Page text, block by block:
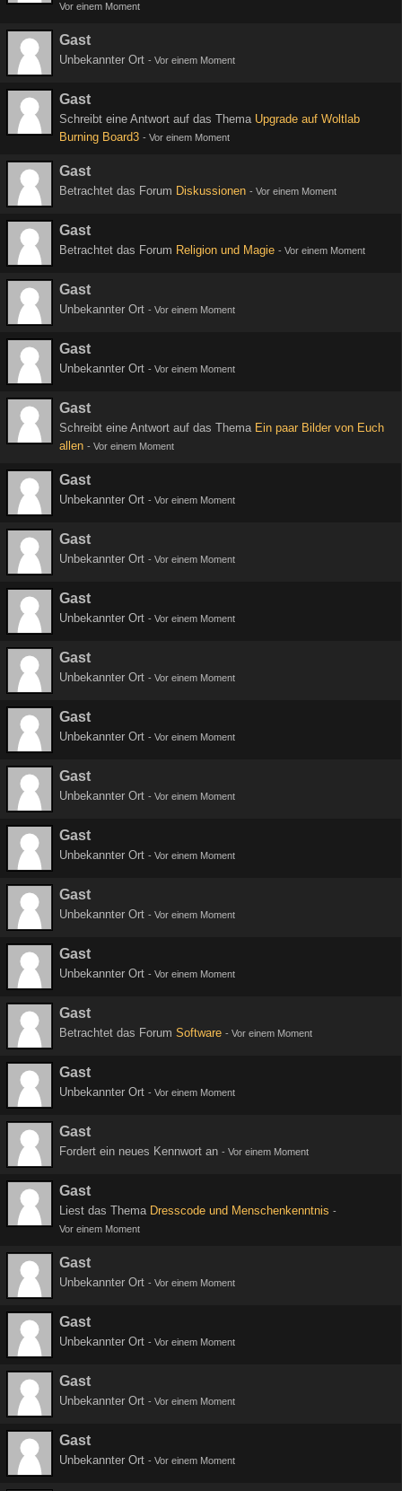
Vor einem Moment
Gast
Unbekannter Ort - Vor einem Moment
Gast
Schreibt eine Antwort auf das Thema Upgrade auf Woltlab
Burning Board3 - Vor einem Moment
Gast
Betrachtet das Forum Diskussionen - Vor einem Moment
Gast
Betrachtet das Forum Religion und Magie - Vor einem Moment
Gast
Unbekannter Ort - Vor einem Moment
Gast
Unbekannter Ort - Vor einem Moment
Gast
Schreibt eine Antwort auf das Thema Ein paar Bilder von Euch
allen - Vor einem Moment
Gast
Unbekannter Ort - Vor einem Moment
Gast
Unbekannter Ort - Vor einem Moment
Gast
Unbekannter Ort - Vor einem Moment
Gast
Unbekannter Ort - Vor einem Moment
Gast
Unbekannter Ort - Vor einem Moment
Gast
Unbekannter Ort - Vor einem Moment
Gast
Unbekannter Ort - Vor einem Moment
Gast
Unbekannter Ort - Vor einem Moment
Gast
Unbekannter Ort - Vor einem Moment
Gast
Betrachtet das Forum Software - Vor einem Moment
Gast
Unbekannter Ort - Vor einem Moment
Gast
Fordert ein neues Kennwort an - Vor einem Moment
Gast
Liest das Thema Dresscode und Menschenkenntnis -
Vor einem Moment
Gast
Unbekannter Ort - Vor einem Moment
Gast
Unbekannter Ort - Vor einem Moment
Gast
Unbekannter Ort - Vor einem Moment
Gast
Unbekannter Ort - Vor einem Moment